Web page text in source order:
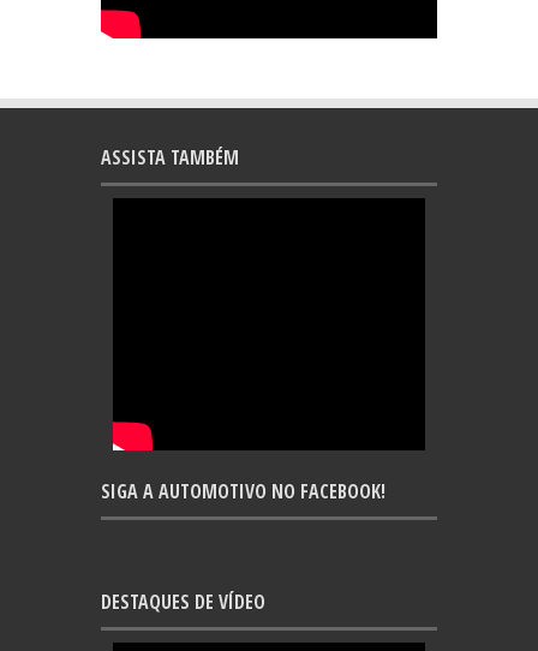
ASSISTA TAMBÉM
SIGA A AUTOMOTIVO NO FACEBOOK!
DESTAQUES DE VÍDEO